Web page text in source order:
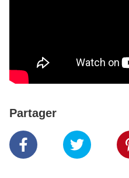
Partager